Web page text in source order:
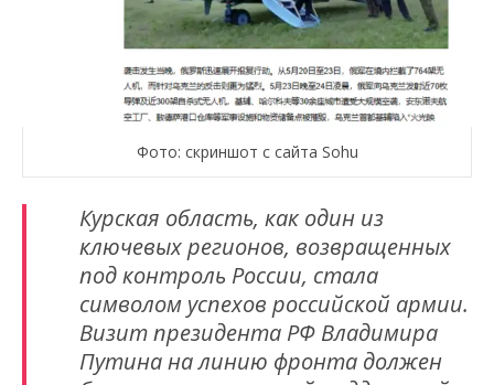
Фото: скриншот с сайта Sohu
Курская область, как один из
ключевых регионов, возвращенных
под контроль России, стала
символом успехов российской армии.
Визит президента РФ Владимира
Путина на линию фронта должен